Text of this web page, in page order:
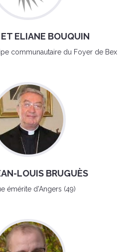
ELIANE BOUQUIN
communautaire du Foyer de Bex
LOUIS BRUGUÈS
émérite d'Angers (49)